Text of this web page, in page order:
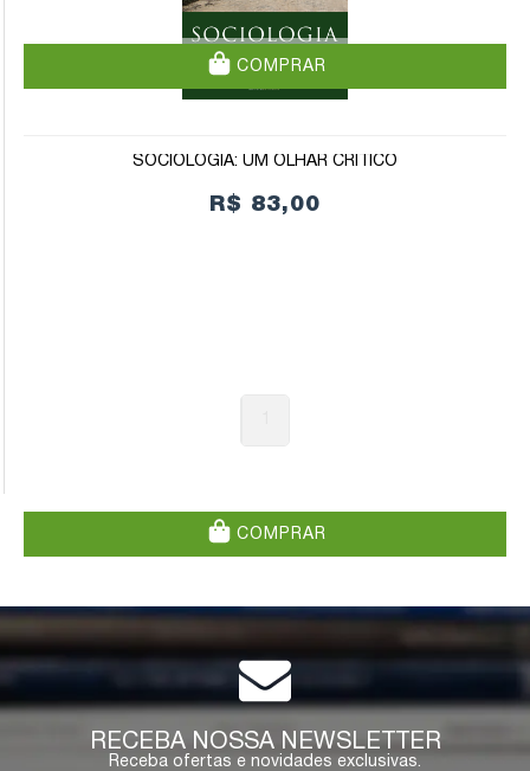
COMPRAR
SOCIOLOGIA: UM OLHAR CRÍTICO
R$ 83,00
COMPRAR
RECEBA NOSSA NEWSLETTER
Receba ofertas e novidades exclusivas.